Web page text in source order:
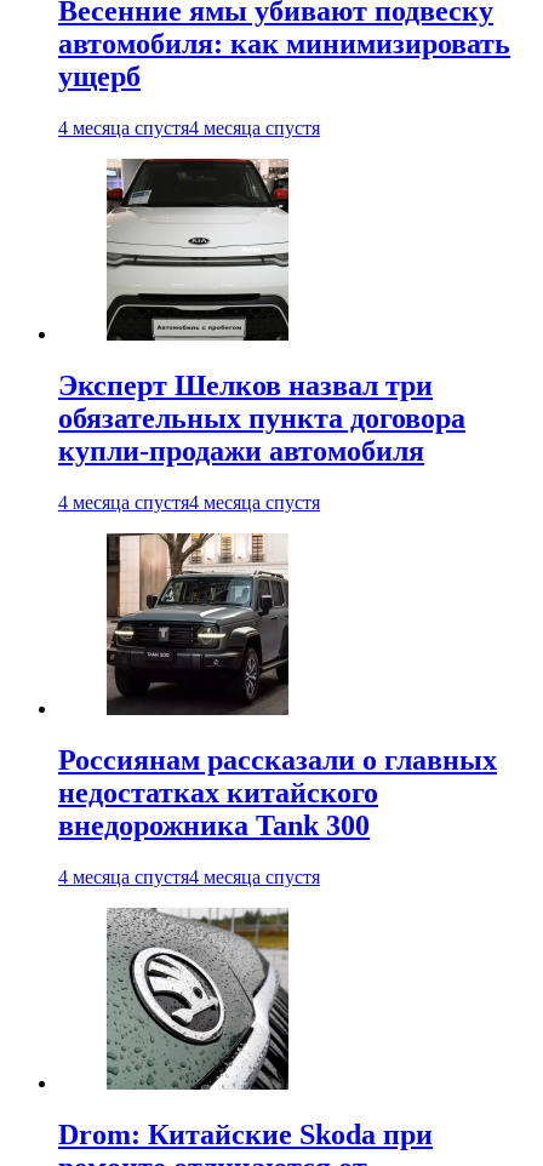
Весенние ямы убивают подвеску
автомобиля: как минимизировать
ущерб
4 месяца спустя4 месяца спустя
Эксперт Шелков назвал три
обязательных пункта договора
купли-продажи автомобиля
4 месяца спустя4 месяца спустя
Россиянам рассказали о главных
недостатках китайского
внедорожника Tank 300
4 месяца спустя4 месяца спустя
Drom: Китайские Skoda при